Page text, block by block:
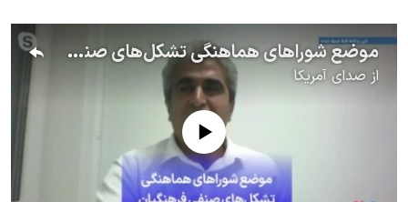
موضع شوراهای هماهنگی تشکل‌های صنفی فرهنگیان نسبت به انتخابات حکومتی
از صدای آمریکا
No media source currently available